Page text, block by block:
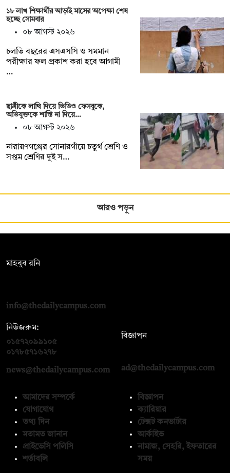
১৮ লাখ শিক্ষার্থীর আড়াই মাসের অপেক্ষা শেষ
হচ্ছে সোমবার
০৮ আগস্ট ২০২৬
চলতি বছরের এসএসসি ও সমমান
পরীক্ষার ফল প্রকাশ করা হবে আগামী
…
ছাত্রীকে লাথি দিয়ে ভিডিও ফেসবুকে,
অভিযুক্তকে শাস্তি না দিয়ে…
০৮ আগস্ট ২০২৬
নারায়ণগঞ্জের সোনারগাঁয়ে চতুর্থ শ্রেণি ও
সপ্তম শ্রেণির দুই স…
আরও পড়ুন
মাহবুব রনি
info@thedailycampus.com
নিউজরুম:
০১৫৭২০৯৯১০৫
০১৭৮৫৭১৬২৭৮
news@thedailycampus.com
বিজ্ঞাপন
ad@thedailycampus.com
আমাদের সম্পর্কে
যোগাযোগ
তথ্য দিন
মতামত জানান
প্রাইভেসি পলিসি
শর্তাবলি
বিজ্ঞাপন
ক্যারিয়ার
টেক্সট কনভার্টার
আর্কাইভ
নামাজ, সেহরি, ইফতারের
সময়